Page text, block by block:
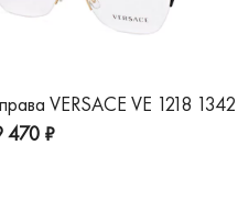
VERSACE VE 1218 1342
470 ₽